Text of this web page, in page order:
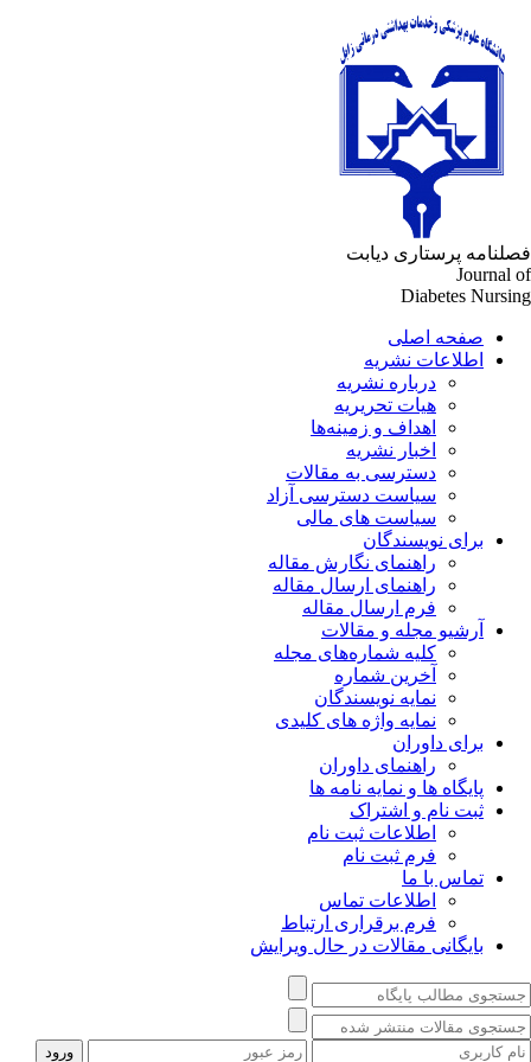
پرستاری دیابت
Journal
Diabetes
صفحه اصلی
اطلاعات نشریه
درباره نشریه
هیات تحریریه
اهداف و زمینه‌ها
اخبار نشریه
دسترسی به مقالات
سیاست دسترسی آزاد
سیاست های مالی
برای نویسندگان
راهنمای نگارش مقاله
راهنمای ارسال مقاله
فرم ارسال مقاله
آرشیو مجله و مقالات
کلیه شماره‌های مجله
آخرین شماره
نمایه نویسندگان
نمایه واژه های کلیدی
برای داوران
راهنمای داوران
پایگاه ها و نمایه نامه ها
ثبت نام و اشتراک
اطلاعات ثبت نام
فرم ثبت نام
تماس با ما
اطلاعات تماس
فرم برقراری ارتباط
بایگانی مقالات در حال ویرایش